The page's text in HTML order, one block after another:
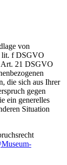
von
lit. f DSGVO
Art. 21 DSGVO
die sich aus Ihrer
gegen
ein generelles
Situation